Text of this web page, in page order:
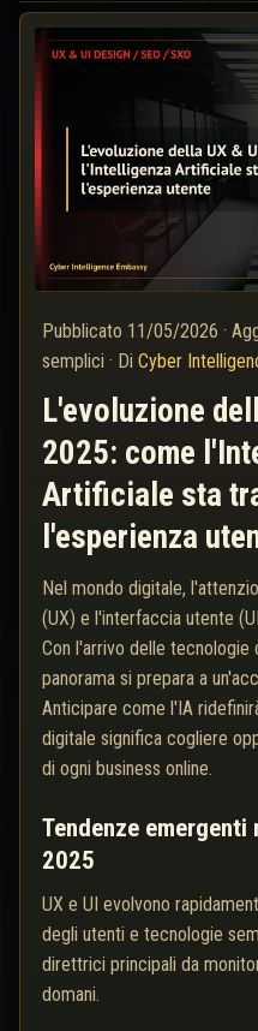
Pubblicato 11/05/2026 ·
semplici · Di Cyber
L'evoluzione
2025: come
Artificiale sta
l'esperienza
Nel mondo digitale,
(UX) e l'interfaccia utente
Con l'arrivo delle tecnologie
panorama si prepara a
Anticipare come l'IA
digitale significa cogliere
di ogni business online.
Tendenze emergenti
2025
UX e UI evolvono
degli utenti e tecnologie
direttrici principali da
domani.